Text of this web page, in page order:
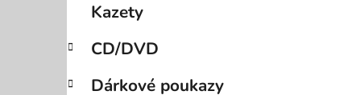
Kazety
CD/DVD
Dárkové poukazy